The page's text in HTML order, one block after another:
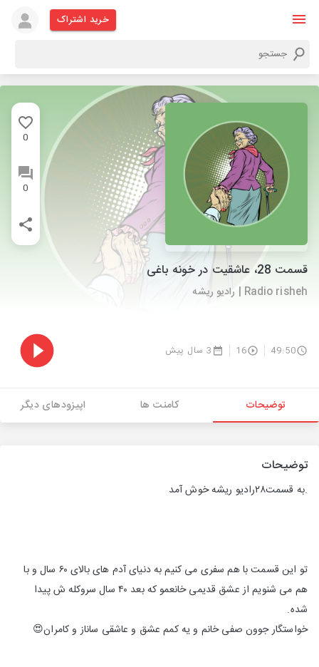
خرید اشتراک
0
0
قسمت 28، عاشقیت در خونه باغی
Radio risheh | رادیو ریشه
49:50
16 3 سال پیش
توضیحات کامنت ها اپیزودهای دیگر
توضیحات
.به قسمت۲۸رادیو ریشه خوش آمد
تو این قسمت با هم سفری می کنیم به دنیای آدم های بالای ۶۰ سال و با
هم می شنویم از عشق قدیمی خانعمو که بعد ۴۰ سال سروکله ش پیدا
شده.
خواستگار جوون صفی خانم و یه کمم عشق و عاشقی ساناز و کامران😍